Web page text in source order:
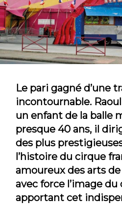
Le pari gagné d’une
incontournable.
un enfant de la balle
presque 40 ans, il
des plus
l’histoire du cirque
amoureux des arts
avec force l’image
apportant cet